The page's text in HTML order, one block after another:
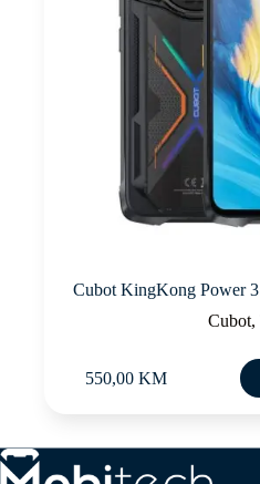
Cubot KingKong Power
Cubot,
550,00 KM